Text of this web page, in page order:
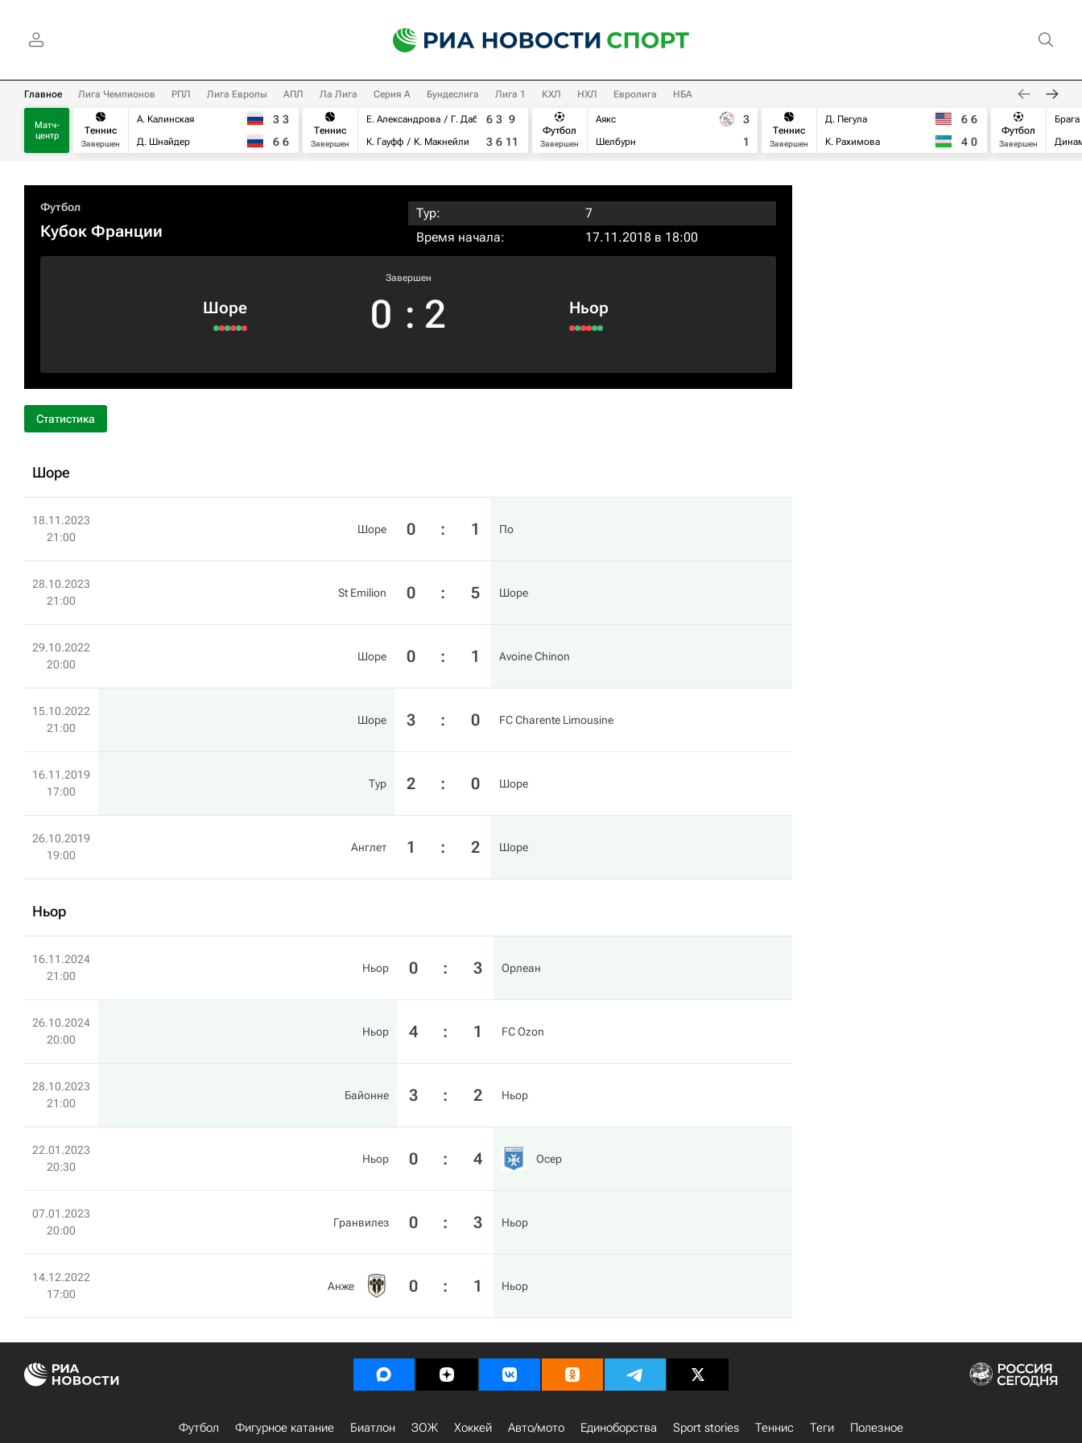
Главное Лига Чемпионов РПЛ Лига Европы АПЛ Ла Лига Серия А Бундеслига Лига 1 КХЛ НХЛ Евролига НБА
Матч-
центр
Теннис
Завершен
А. Калинская
Д. Шнайдер
3 3
6 6
Теннис
Завершен
Е. Александрова
Г. Дабровски
К. Гауфф
К. Макнейли
6 3 9
3 6 11
Футбол
Завершен
Аякс
Шелбурн
3
1
Теннис
Завершен
Д. Пегула
К. Рахимова
6 6
4 0
Футбол
Завершен
Брага
Футбол
Кубок Франции
Тур:
7
Время начала:
17.11.2018 в 18:00
Шоре
Завершен
0 : 2 Ньор
Статистика
Шоре
18.11.2023
21:00
Шоре 0 : 1 По
28.10.2023
21:00
St Emilion 0 : 5 Шоре
29.10.2022
20:00
Шоре 0 : 1 Avoine Chinon
15.10.2022
21:00
Шоре 3 : 0 FC Charente Limousine
16.11.2019
17:00
Тур 2 : 0 Шоре
26.10.2019
19:00
Англет 1 : 2 Шоре
Ньор
16.11.2024
21:00
Ньор 0 : 3 Орлеан
26.10.2024
20:00
Ньор 4 : 1 FC Ozon
28.10.2023
21:00
Байонне 3 : 2 Ньор
22.01.2023
20:30
Ньор 0 : 4 Осер
07.01.2023
20:00
Гранвилез 0 : 3 Ньор
14.12.2022
17:00
Анже 0 : 1 Ньор
Футбол Фигурное катание Биатлон ЗОЖ Хоккей Авто/мото Единоборства Sport stories Теннис Теги Полезное